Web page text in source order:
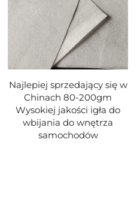
Najlepiej sprzedający się w
Chinach 80-200gm
Wysokiej jakości igła do
wbijania do wnętrza
samochodów